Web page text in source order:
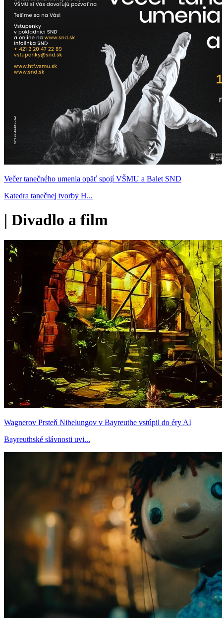
Večer tanečného umenia opäť spojí VŠMU a Balet SND
Katedra tanečnej tvorby H...
| Divadlo a film
Wagnerov Prsteň Nibelungov v Bayreuthe vstúpil do éry AI
Bayreuthské slávnosti uvi...